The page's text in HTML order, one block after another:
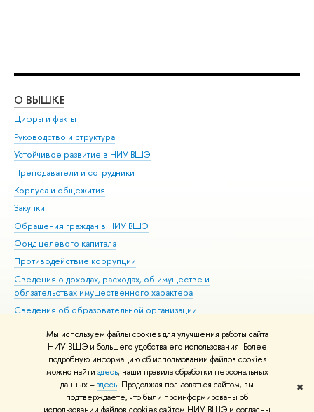
Мы используем файлы cookies для улучшения работы сайта
НИУ ВШЭ и большего удобства его использования. Более
подробную информацию об использовании файлов cookies
можно найти здесь, наши правила обработки персональных
данных –здесь. Продолжая пользоваться сайтом, вы
подтверждаете, что были проинформированы об
✖
О ВЫШКЕ
Цифры и факты
Руководство и структура
Устойчивое развитие в НИУ ВШЭ
Преподаватели и сотрудники
Корпуса и общежития
Закупки
Обращения граждан в НИУ ВШЭ
Фонд целевого капитала
Противодействие коррупции
Сведения о доходах, расходах, об имуществе и
обязательствах имущественного характера
Сведения об образовательной организации
Людям с ограниченными возможностями здоровья
Единая платежная страница
Работа в Вышке